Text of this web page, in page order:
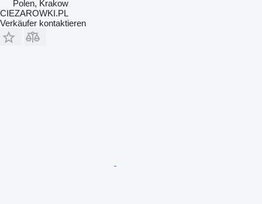
Polen, Krakow
CIEZAROWKI.PL
Verkäufer kontaktieren